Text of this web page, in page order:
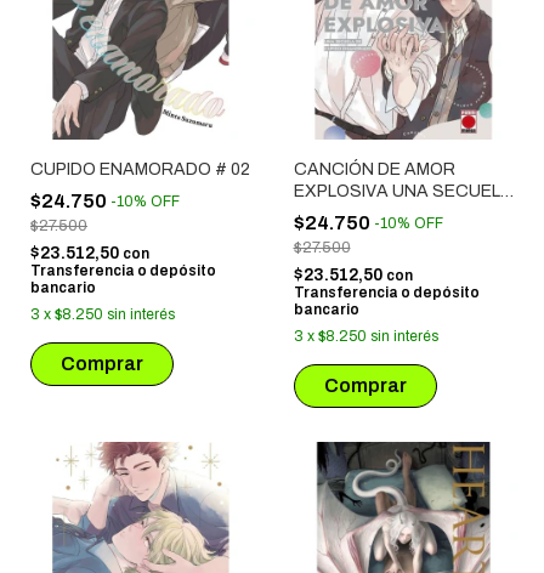
CUPIDO ENAMORADO # 02
$24.750 -10% OFF
$27.500
$23.512,50 con
Transferencia o depósito
bancario
3 x $8.250 sin interés
CANCIÓN DE AMOR
EXPLOSIVA UNA SECUELA
DE CUPIDO ENAMORADO
$24.750 -10% OFF
$27.500
$23.512,50 con
Transferencia o depósito
bancario
3 x $8.250 sin interés